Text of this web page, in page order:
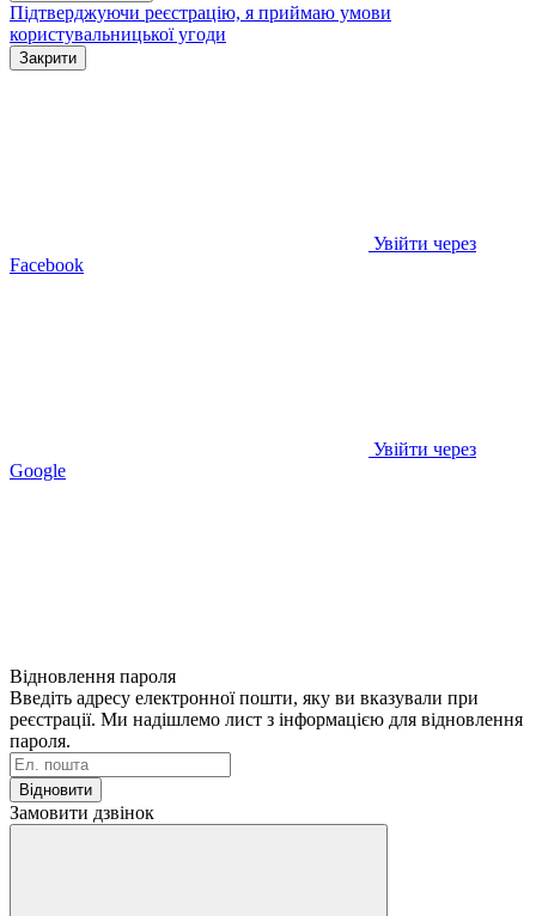
Підтверджуючи реєстрацію, я приймаю умови
користувальницької угоди
Закрити
Увійти через
Facebook
Увійти через
Google
Відновлення пароля
Введіть адресу електронної пошти, яку ви вказували при
реєстрації. Ми надішлемо лист з інформацією для відновлення
пароля.
Відновити
Замовити дзвінок